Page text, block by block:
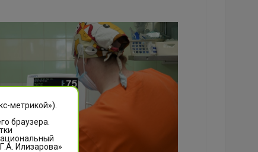
метрикой»).
браузера.
Илизарова»